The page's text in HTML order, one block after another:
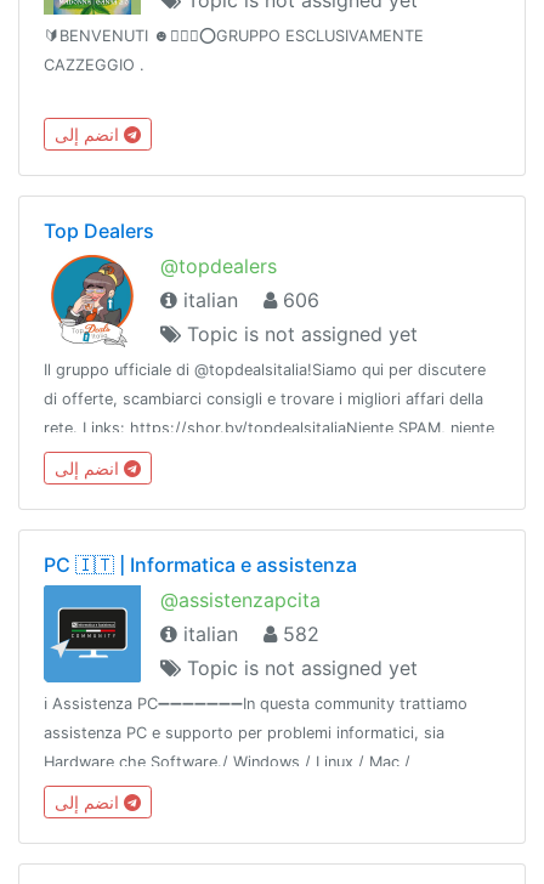
🔰BENVENUTI ☻🙆🏼‍♂️⭕GRUPPO ESCLUSIVAMENTE
CAZZEGGIO .
Top Dealers
@topdealers
italian
606
Topic is not assigned yet
Il gruppo ufficiale di @topdealsitalia!Siamo qui per discutere
di offerte, scambiarci consigli e trovare i migliori affari della
rete. Links: https://shor.by/topdealsitaliaNiente SPAM, niente
REFLINKS o link a gruppi, canali o bot!
PC 🇮🇹 | Informatica e assistenza
@assistenzapcita
italian
582
Topic is not assigned yet
ℹ️ Assistenza PC➖➖➖➖➖➖➖In questa community trattiamo
assistenza PC e supporto per problemi informatici, sia
Hardware che Software./ Windows / Linux / Mac /
Raspberry🔹In Offtopic trattiamo videogiochi➖➖➖➖➖➖➖🌐
Network: @gamingitaliangroup